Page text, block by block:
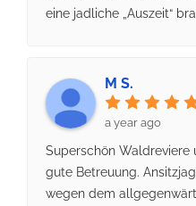
eine jadliche „Auszeit“
(sogar 2 AK4 Hirsche in
Landschaft, sehr gute
tolles Team machen
einer unvergesslichen Zeit!
M S.
a year ago
Superschön Waldreviere
gute Betreuung.
wegen dem